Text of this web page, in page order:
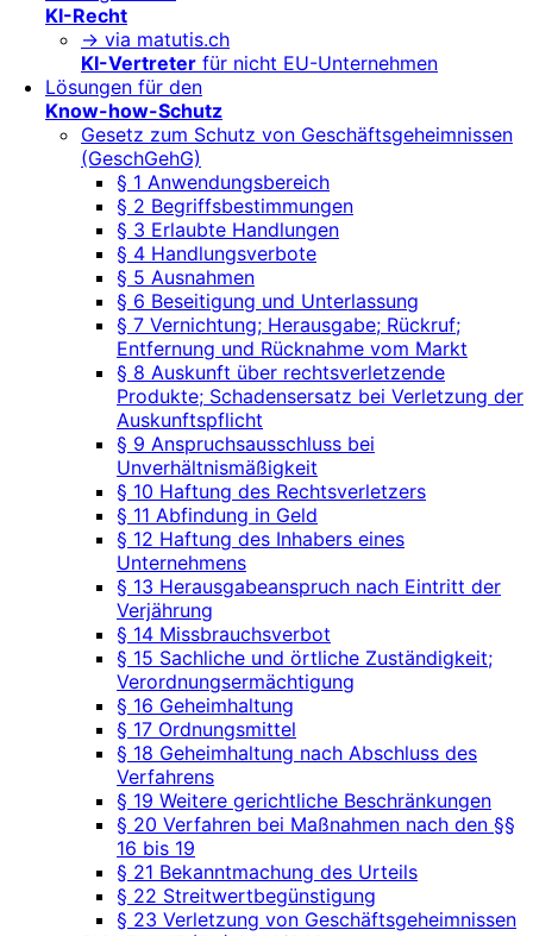
KI-Recht
-> via matutis.ch
KI-Vertreter für nicht EU-Unternehmen
Lösungen für den
Know-how-Schutz
Gesetz zum Schutz von Geschäftsgeheimnissen
(GeschGehG)
§ 1 Anwendungsbereich
§ 2 Begriffsbestimmungen
§ 3 Erlaubte Handlungen
§ 4 Handlungsverbote
§ 5 Ausnahmen
§ 6 Beseitigung und Unterlassung
§ 7 Vernichtung; Herausgabe; Rückruf;
Entfernung und Rücknahme vom Markt
§ 8 Auskunft über rechtsverletzende
Produkte; Schadensersatz bei Verletzung der
Auskunftspflicht
§ 9 Anspruchsausschluss bei
Unverhältnismäßigkeit
§ 10 Haftung des Rechtsverletzers
§ 11 Abfindung in Geld
§ 12 Haftung des Inhabers eines
Unternehmens
§ 13 Herausgabeanspruch nach Eintritt der
Verjährung
§ 14 Missbrauchsverbot
§ 15 Sachliche und örtliche Zuständigkeit;
Verordnungsermächtigung
§ 16 Geheimhaltung
§ 17 Ordnungsmittel
§ 18 Geheimhaltung nach Abschluss des
Verfahrens
§ 19 Weitere gerichtliche Beschränkungen
§ 20 Verfahren bei Maßnahmen nach den §§
16 bis 19
§ 21 Bekanntmachung des Urteils
§ 22 Streitwertbegünstigung
§ 23 Verletzung von Geschäftsgeheimnissen